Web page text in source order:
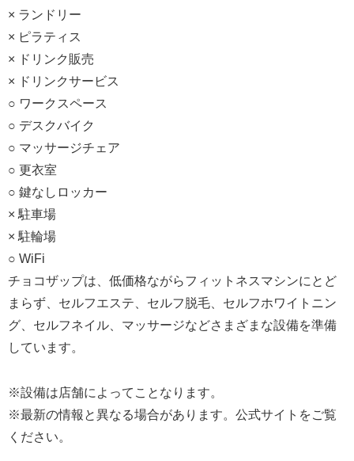
× ランドリー
× ピラティス
× ドリンク販売
× ドリンクサービス
○ ワークスペース
○ デスクバイク
○ マッサージチェア
○ 更衣室
○ 鍵なしロッカー
× 駐車場
× 駐輪場
○ WiFi
チョコザップは、低価格ながらフィットネスマシンにとど
まらず、セルフエステ、セルフ脱毛、セルフホワイトニン
グ、セルフネイル、マッサージなどさまざまな設備を準備
しています。
※設備は店舗によってことなります。
※最新の情報と異なる場合があります。公式サイトをご覧
ください。